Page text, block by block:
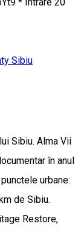
Sibiu
Sibiu. Alma Vii
în anul
urbane:
de Sibiu.
Restore,